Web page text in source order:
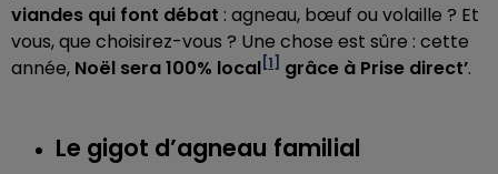
viandes qui font débat : agneau, bœuf ou volaille ? Et
vous, que choisirez-vous ? Une chose est sûre : cette
année, Noël sera 100% local [1] grâce à Prise direct’.
Le gigot d’agneau familial